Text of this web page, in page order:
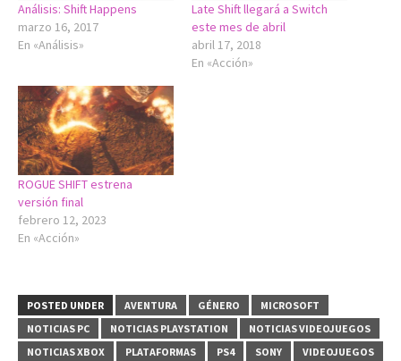
Análisis: Shift Happens
marzo 16, 2017
En «Análisis»
Late Shift llegará a Switch
este mes de abril
abril 17, 2018
En «Acción»
ROGUE SHIFT estrena
versión final
febrero 12, 2023
En «Acción»
POSTED UNDER AVENTURA GÉNERO
MICROSOFT
NOTICIAS PC
NOTICIAS PLAYSTATION
NOTICIAS VIDEOJUEGOS
NOTICIAS XBOX
PLATAFORMAS PS4 SONY
VIDEOJUEGOS